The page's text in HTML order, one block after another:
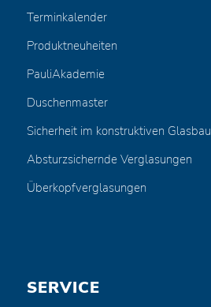
Terminkalender
Produktneuheiten
PauliAkademie
Duschenmaster
Sicherheit im konstruktiven Glasbau
Absturzsichernde Verglasungen
Überkopfverglasungen
SERVICE